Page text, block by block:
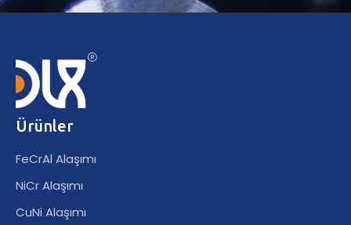
Ürünler
FeCrAl Alaşımı
NiCr Alaşımı
CuNi Alaşımı